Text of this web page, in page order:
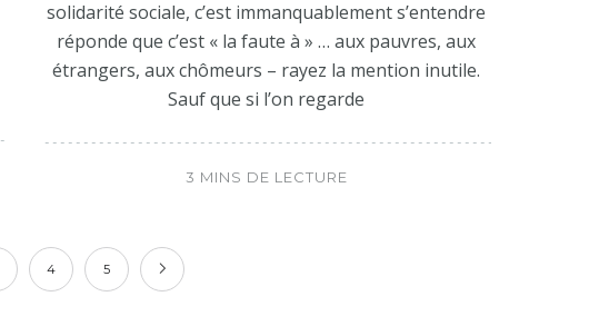
solidarité sociale, c’est immanquablement s’entendre
réponde que c’est « la faute à » … aux pauvres, aux
étrangers, aux chômeurs – rayez la mention inutile.
Sauf que si l’on regarde
3 MINS DE LECTURE
4 5